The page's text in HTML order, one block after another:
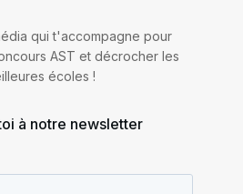
qui t'accompagne pour
AST et décrocher les
écoles !
à notre newsletter